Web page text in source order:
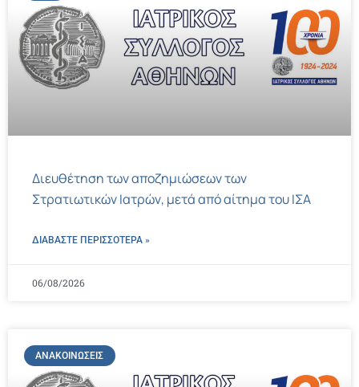
Διευθέτηση των αποζημιώσεων των
Στρατιωτικών Ιατρών, μετά από αίτημα του ΙΣΑ
ΔΙΑΒΑΣΤΕ ΠΕΡΙΣΣΌΤΕΡΑ »
06/08/2026
ΑΝΑΚΟΙΝΏΣΕΙΣ